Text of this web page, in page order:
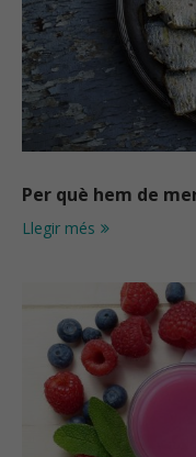
Per què hem de
Llegir més